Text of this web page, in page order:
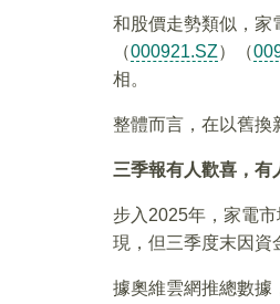
和股價走勢類似，家
（000921.SZ）（
相。
整體而言，在以舊換
三季報有人歡喜，有
步入2025年，家電
現，但三季度末因資
據奧維雲網推總數據